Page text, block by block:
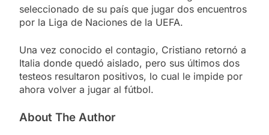
seleccionado de su país que jugar dos encuentros
por la Liga de Naciones de la UEFA.
Una vez conocido el contagio, Cristiano retornó a
Italia donde quedó aislado, pero sus últimos dos
testeos resultaron positivos, lo cual le impide por
ahora volver a jugar al fútbol.
About The Author